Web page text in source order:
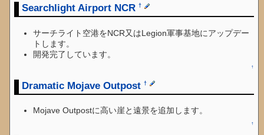
Searchlight Airport NCR †
サーチライト空港をNCR又はLegion軍事基地にアップデー
トします。
開発完了しています。
↑
Dramatic Mojave Outpost †
Mojave Outpostに高い崖と遠景を追加します。
↑